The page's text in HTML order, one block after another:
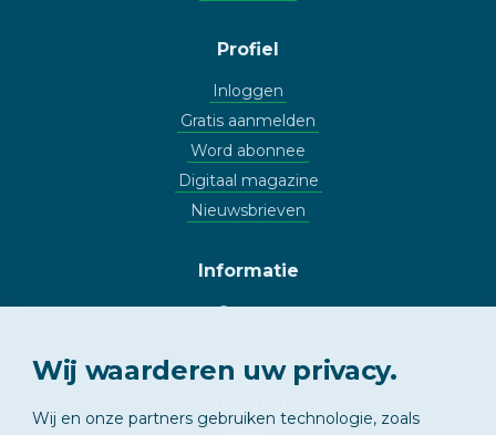
Profiel
Inloggen
Gratis aanmelden
Word abonnee
Digitaal magazine
Nieuwsbrieven
Informatie
Contact
Copyright
Wij waarderen uw privacy.
Wij en onze partners gebruiken technologie, zoals